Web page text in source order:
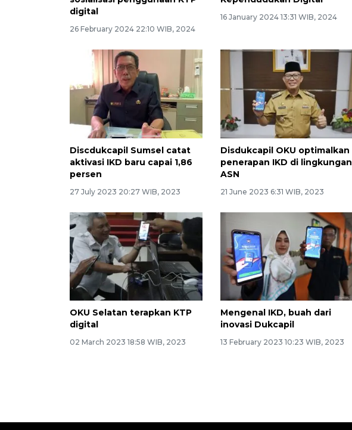
digital
26 February 2024 22:10 WIB, 2024
16 January 2024 13:31 WIB, 2024
Discdukcapil Sumsel catat
aktivasi IKD baru capai 1,86
persen
27 July 2023 20:27 WIB, 2023
Disdukcapil OKU optimalkan
penerapan IKD di lingkungan
ASN
21 June 2023 6:31 WIB, 2023
OKU Selatan terapkan KTP
digital
02 March 2023 18:58 WIB, 2023
Mengenal IKD, buah dari
inovasi Dukcapil
13 February 2023 10:23 WIB, 2023